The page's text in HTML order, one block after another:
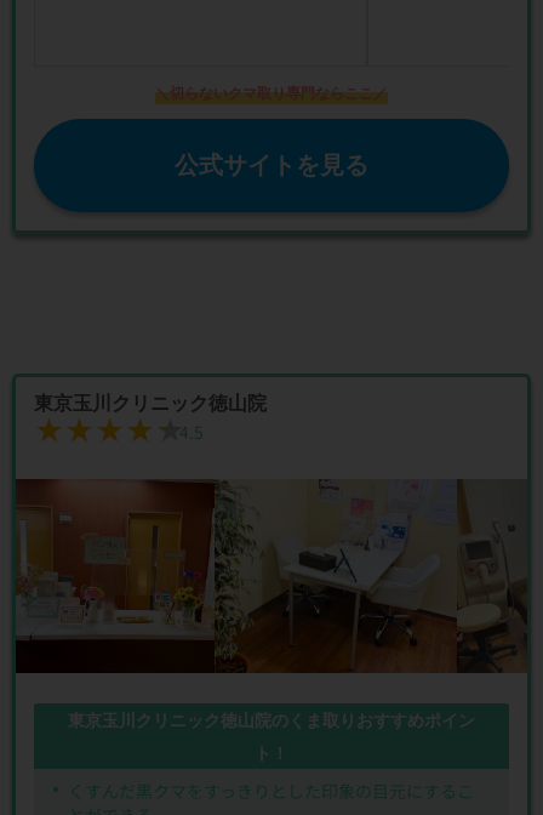
＼切らないクマ取り専門ならここ／
公式サイトを見る
東京玉川クリニック徳山院
★★★★★
★★★★★4.5
東京玉川クリニック徳山院のくま取りおすすめポイン
ト！
くすんだ黒クマをすっきりとした印象の目元にするこ